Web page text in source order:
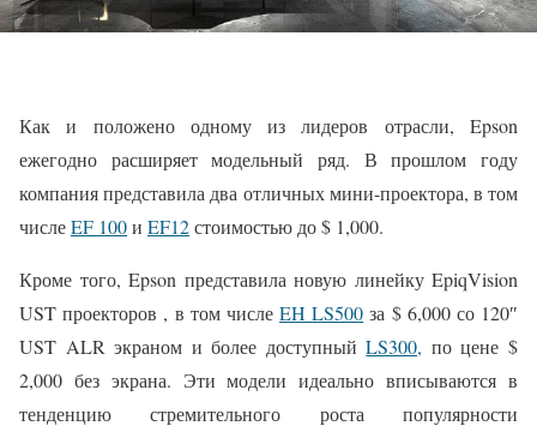
Как и положено одному из лидеров отрасли, Epson
ежегодно расширяет модельный ряд. В прошлом году
компания представила два отличных мини-проектора, в том
числеEF 100и EF12стоимостью до $ 1,000.
Кроме того, Epson представила новую линейку EpiqVision
UST проекторов , в том числе EH LS500 за $ 6,000 со 120″
UST ALR экраном и более доступныйLS300, по цене $
2,000 без экрана. Эти модели идеально вписываются в
тенденцию стремительного роста популярности